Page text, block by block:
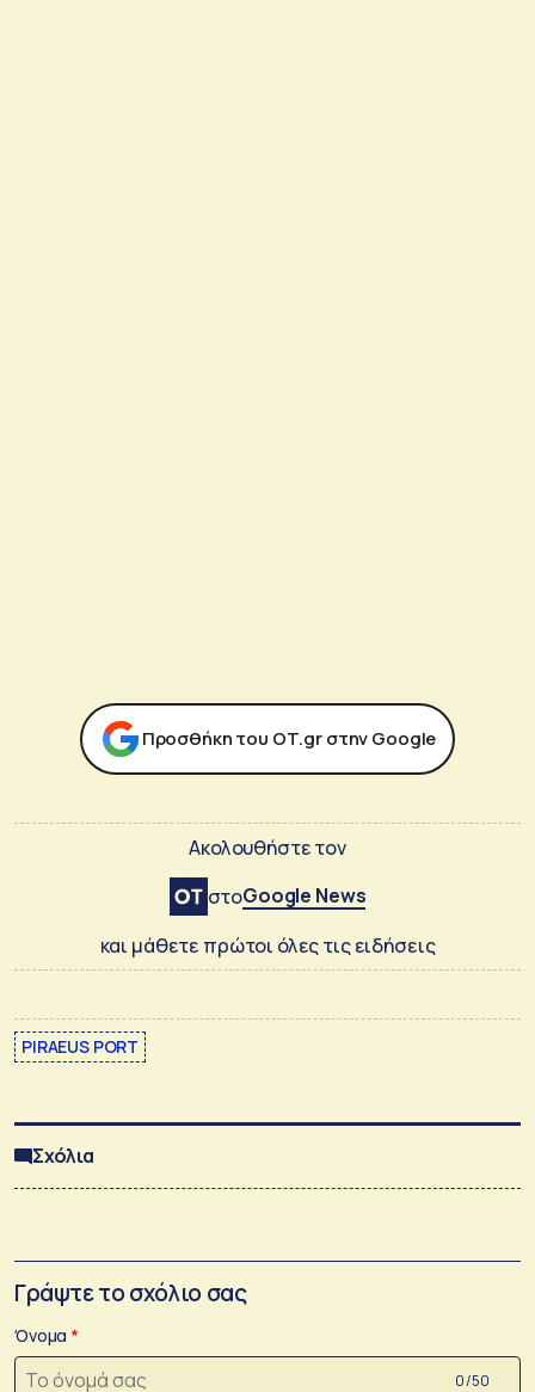
Προσθήκη του ΟΤ.gr στην Google
Ακολουθήστε τον
στοGoogle News
και μάθετε πρώτοι όλες τις ειδήσεις
PIRAEUS PORT
Σχόλια
Γράψτε το σχόλιο σας
Όνομα
0 /50